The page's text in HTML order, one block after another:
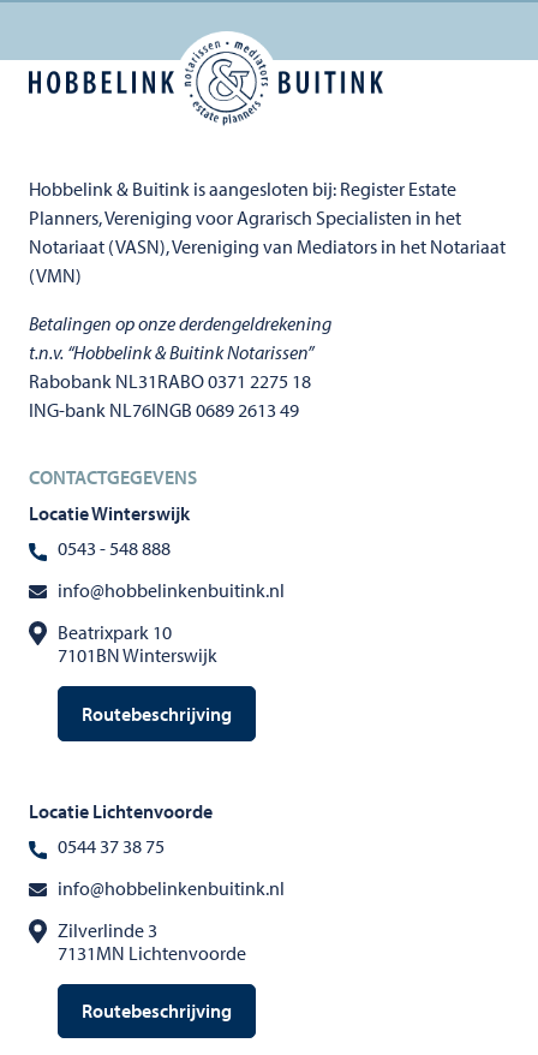
Hobbelink & Buitink is aangesloten bij: Register Estate
Planners, Vereniging voor Agrarisch Specialisten in het
Notariaat (VASN), Vereniging van Mediators in het Notariaat
(VMN)
Betalingen op onze derdengeldrekening
t.n.v. “Hobbelink & Buitink Notarissen”
Rabobank NL31RABO 0371 2275 18
ING-bank NL76INGB 0689 2613 49
CONTACTGEGEVENS
Locatie Winterswijk
0543 - 548 888
info@hobbelinkenbuitink.nl
Beatrixpark 10
7101BN Winterswijk
Routebeschrijving
Locatie Lichtenvoorde
0544 37 38 75
info@hobbelinkenbuitink.nl
Zilverlinde 3
7131MN Lichtenvoorde
Routebeschrijving